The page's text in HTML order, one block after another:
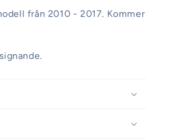
från 2010 - 2017. Kommer